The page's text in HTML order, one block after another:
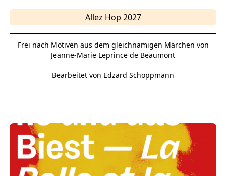
Allez Hop 2027
Frei nach Motiven aus dem gleichnamigen Märchen von
Jeanne-Marie Leprince de Beaumont
Bearbeitet von Edzard Schoppmann